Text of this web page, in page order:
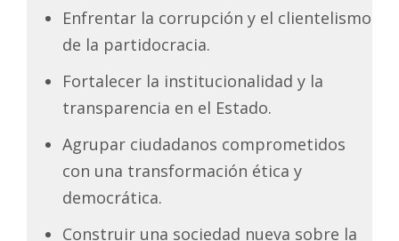
Enfrentar la corrupción y el clientelismo
de la partidocracia.
Fortalecer la institucionalidad y la
transparencia en el Estado.
Agrupar ciudadanos comprometidos
con una transformación ética y
democrática.
Construir una sociedad nueva sobre la